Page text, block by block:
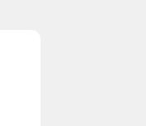
huis te laten
zeer correct!